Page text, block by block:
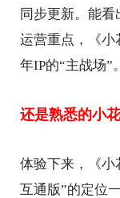
同步更新。能
运营重点，《小
年IP的“主战场”。
还是熟悉的小
体验下来，《小
互通版”的定位